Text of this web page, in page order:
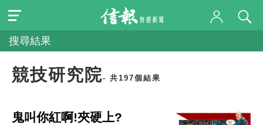
搜尋結果
競技研究院- 共197個結果
鬼叫你紅啊!夾硬上?